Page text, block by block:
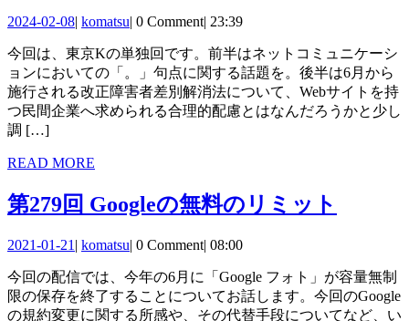
サ
イ
ト
の
了
に
つ
い
て
句
点
と
慮
へ
2024-02-082024-
08
| komatsukomatsu
| 0 Comment| 23:39
今回は、東京Kの単独回です。前半はネットコミュニケーシ
ョンにおいての「。」句点に関する話題を。後半は6月から
施行される改正障害者差別解消法について、Webサイトを持
つ民間企業へ求められる合理的配慮とはなんだろうかと少し
調 […]
READ MORE
第279回 Googleの無料のリミット
Google
の
2021-01-21 2021-
21
| komatsukomatsu
| 0 Comment| 08:00
今回の配信では、今年の6月に「Google フォト」が容量無制
限の保存を終了することについてお話します。今回のGoogle
の規約変更に関する所感や、その代替手段についてなど、い